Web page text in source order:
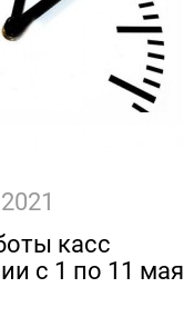
касс
с 1 по 11 мая